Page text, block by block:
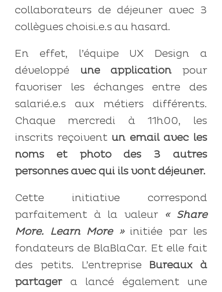
collaborateurs de déjeuner avec 3
collègues choisi.e.s au hasard.
En effet, l’équipe UX Design a
développé une application pour
favoriser les échanges entre des
salarié.e.s aux métiers différents.
Chaque mercredi à 11h00, les
inscrits reçoivent un email avec les
noms et photo des 3 autres
personnes avec qui ils vont déjeuner.
Cette initiative correspond
parfaitement à la valeur « Share
More. Learn More »initiée par les
fondateurs de BlaBlaCar. Et elle fait
des petits. L’entreprise Bureaux à
partagera lancé également une